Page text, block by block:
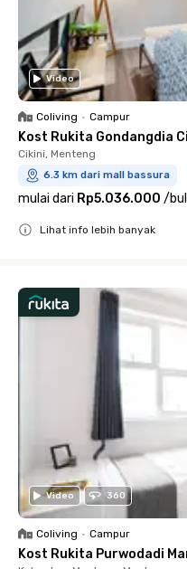
Video
Coliving • Campur
Kost Rukita Gondangdia
Cikini, Menteng
6.3 km dari mall bassura
mulai dari Rp5.036.000 /
Lihat info lebih banyak
Video 360
Coliving • Campur
Kost Rukita Purwodadi